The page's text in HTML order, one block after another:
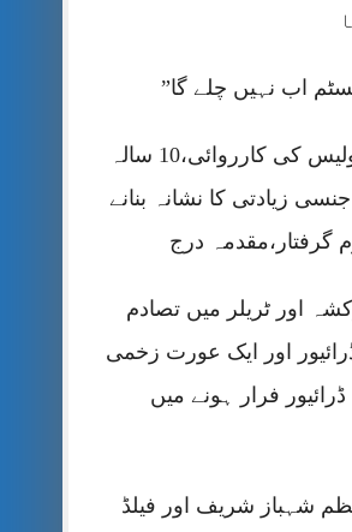
اب نہیں چلے گا”
جہلم پولیس کی کارروائی،10 سالہ
زیادتی کا نشانہ بنانے
گرفتار،مقدمہ درج
اور ٹریلر میں تصادم
اور ایک عورت زخمی
ڈرائیور فرار ہونے میں
شہباز شریف اور فیلڈ